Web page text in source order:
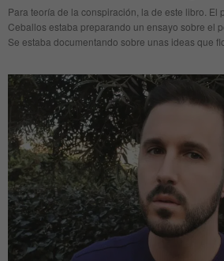
Para teoría de la conspiración, la de este libro. El
Ceballos estaba preparando un ensayo sobre el
Se estaba documentando sobre unas ideas que